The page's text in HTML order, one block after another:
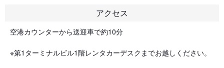
アクセス
空港カウンターから送迎車で約10分
※第1ターミナルビル1階レンタカーデスクまでお越しください。